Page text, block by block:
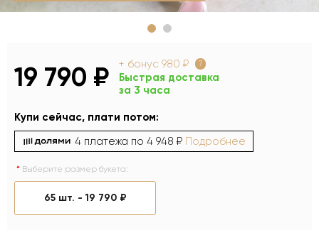
19 790 ₽ + бонус 980 ₽ ?
Быстрая доставка
за 3 часа
Купи сейчас, плати потом:
4 платежа по 4 948 ₽ Подробнее
Выберите размер букета:
65 шт. -19 790 ₽